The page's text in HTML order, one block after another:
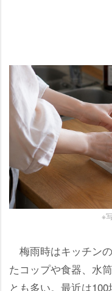
※
梅雨時はキッチン
たコップや食器、水
とも多い。最近は